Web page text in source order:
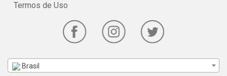
Termos de Uso
Brasil